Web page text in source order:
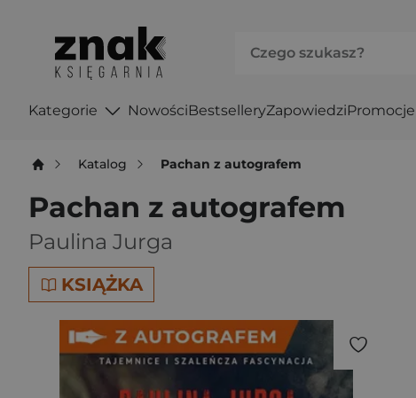
Kategorie NowościBestselleryZapowiedziPromocje
Katalog Pachan z autografem
Pachan z autografem
Paulina Jurga
KSIĄŻKA